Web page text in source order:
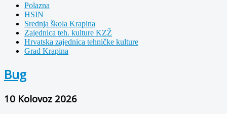
Polazna
HSIN
Srednja škola Krapina
Zajednica teh. kulture KZŽ
Hrvatska zajednica tehničke kulture
Grad Krapina
Bug
10 Kolovoz 2026